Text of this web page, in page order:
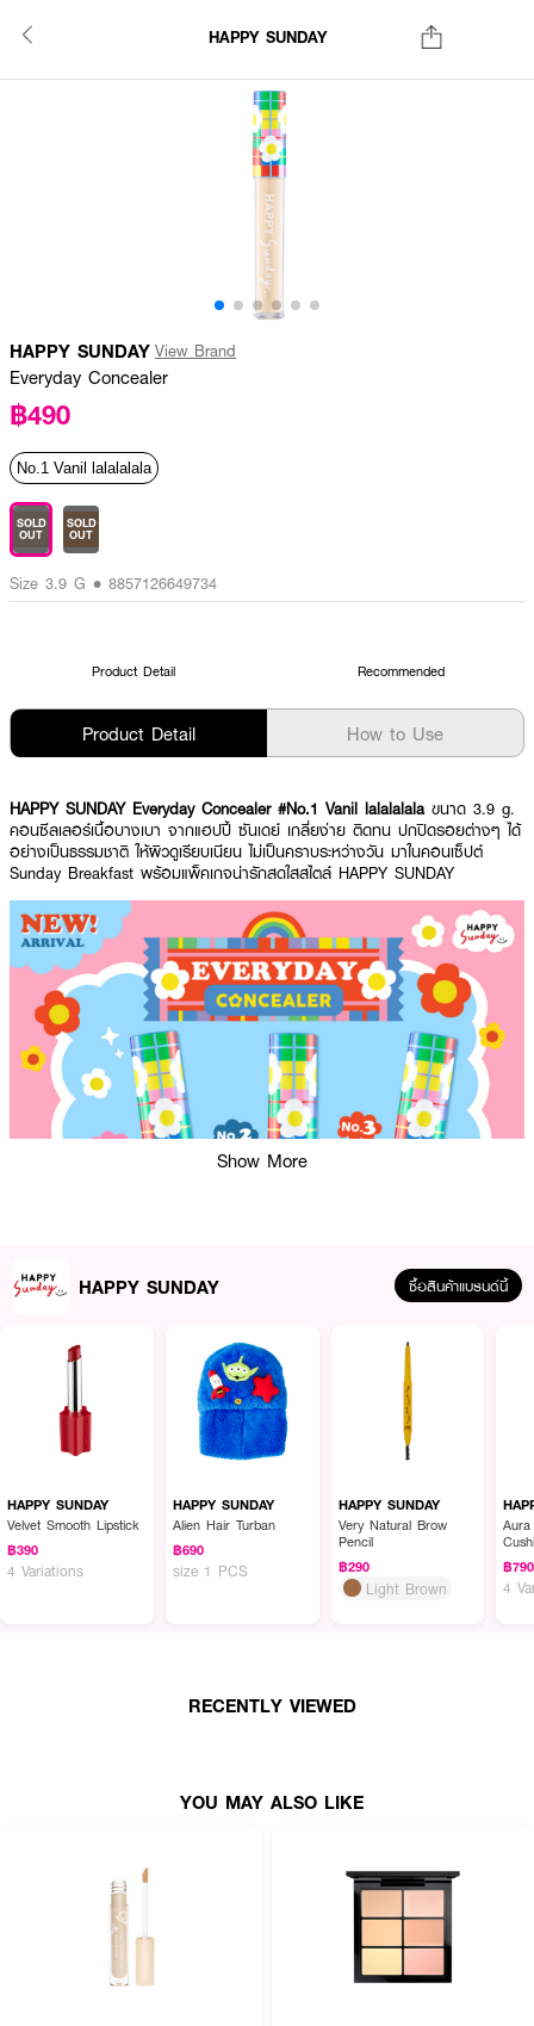
HAPPY SUNDAY
HAPPY SUNDAY View Brand
Everyday Concealer
฿490
No.1 Vanil lalalalala
SOLD
OUT
SOLD
OUT
Size 3.9 G • 8857126649734
Product Detail Recommended
Product Detail How to Use
HAPPY SUNDAY Everyday Concealer #No.1 Vanil lalalalala ขนาด 3.9 g.
คอนซีลเลอร์เนื้อบางเบา จากแฮปปี้ ซันเดย์ เกลี่ยง่าย ติดทน ปกปิดรอยต่างๆ ได้
อย่างเป็นธรรมชาติ ให้ผิวดูเรียบเนียน ไม่เป็นคราบระหว่างวัน มาในคอนเซ็ปต์
Sunday Breakfast พร้อมแพ็คเกจน่ารักสดใสสไตล์ HAPPY SUNDAY
ผลลัพธ์ที่ได้ :
ทน ปกปิดรอยต่างๆ ได้อย่างเป็นธรรมชาติ ให้ผิวดูเรียบเนียน ไม่เป็นคราบระหว่าง
วัน มาในคอนเซ็ปต์ Sunday Breakfast พร้อมแพ็คเกจน่ารักสดใสสไตล์ HAPPY
SUNDAY
• เนื้อบางเบา เกลี่ยง่าย
Show More
HAPPY SUNDAY ซื้อสินค้าแบรนด์นี้
HAPPY SUNDAY
Velvet Smooth Lipstick
฿390
4 Variations
HAPPY SUNDAY
Alien Hair Turban
฿690
size 1 PCS
HAPPY SUNDAY
Very Natural Brow
Pencil
฿290
Light Brown
฿790
4
RECENTLY VIEWED
YOU MAY ALSO LIKE